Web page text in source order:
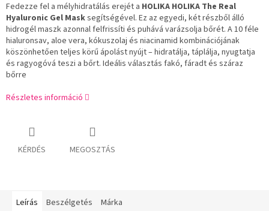
Fedezze fel a mélyhidratálás erejét a HOLIKA HOLIKA The Real
Hyaluronic Gel Masksegítségével. Ez az egyedi, két részből álló
hidrogél maszk azonnal felfrissíti és puhává varázsolja bőrét. A 10 féle
hialuronsav, aloe vera, kókuszolaj és niacinamid kombinációjának
köszönhetően teljes körű ápolást nyújt – hidratálja, táplálja, nyugtatja
és ragyogóvá teszi a bőrt. Ideális választás fakó, fáradt és száraz
bőrre
Részletes információ
KÉRDÉS MEGOSZTÁS
Leírás Beszélgetés Márka